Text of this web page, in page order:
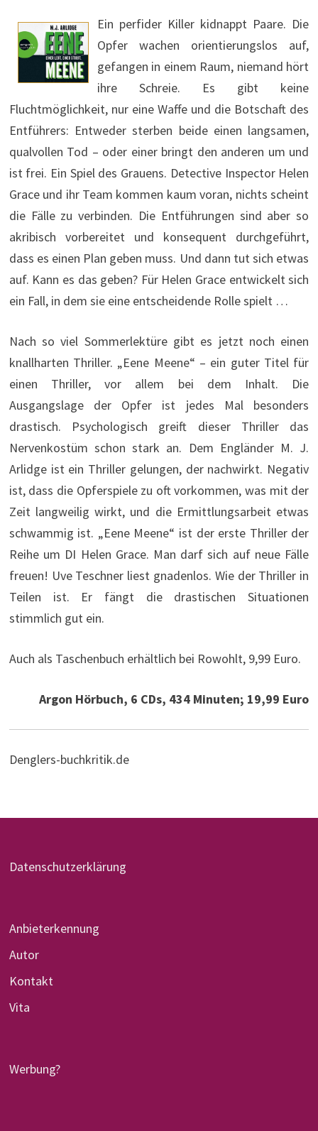
Ein perfider Killer kidnappt Paare. Die
Opfer wachen orientierungslos auf,
gefangen in einem Raum, niemand hört
ihre Schreie. Es gibt keine
Fluchtmöglichkeit, nur eine Waffe und die Botschaft des
Entführers: Entweder sterben beide einen langsamen,
qualvollen Tod – oder einer bringt den anderen um und
ist frei. Ein Spiel des Grauens. Detective Inspector Helen
Grace und ihr Team kommen kaum voran, nichts scheint
die Fälle zu verbinden. Die Entführungen sind aber so
akribisch vorbereitet und konsequent durchgeführt,
dass es einen Plan geben muss. Und dann tut sich etwas
auf. Kann es das geben? Für Helen Grace entwickelt sich
ein Fall, in dem sie eine entscheidende Rolle spielt …
Nach so viel Sommerlektüre gibt es jetzt noch einen
knallharten Thriller. „Eene Meene“ – ein guter Titel für
einen Thriller, vor allem bei dem Inhalt. Die
Ausgangslage der Opfer ist jedes Mal besonders
drastisch. Psychologisch greift dieser Thriller das
Nervenkostüm schon stark an. Dem Engländer M. J.
Arlidge ist ein Thriller gelungen, der nachwirkt. Negativ
ist, dass die Opferspiele zu oft vorkommen, was mit der
Zeit langweilig wirkt, und die Ermittlungsarbeit etwas
schwammig ist. „Eene Meene“ ist der erste Thriller der
Reihe um DI Helen Grace. Man darf sich auf neue Fälle
freuen! Uve Teschner liest gnadenlos. Wie der Thriller in
Teilen ist. Er fängt die drastischen Situationen
stimmlich gut ein.
Auch als Taschenbuch erhältlich bei Rowohlt, 9,99 Euro.
Argon Hörbuch, 6 CDs, 434 Minuten; 19,99 Euro
Denglers-buchkritik.de
Datenschutzerklärung
Anbieterkennung
Autor
Kontakt
Vita
Werbung?